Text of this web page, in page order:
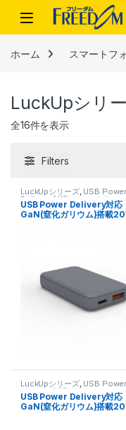
Skip to navigation
Skip to content
ホーム スマートフ
LuckUpシリ
全16件を表示新しい順
Filters
LuckUpシリーズ, USB Power
Delivery 対応,スマートフォン
ブレット関連, 充電器
USB Power Delivery対応
GaN(窒化ガリウム)搭載
LuckUpシリーズ, USB Power
Delivery 対応,スマートフォン
ブレット関連, 充電器
USB Power Delivery対応
GaN(窒化ガリウム)搭載